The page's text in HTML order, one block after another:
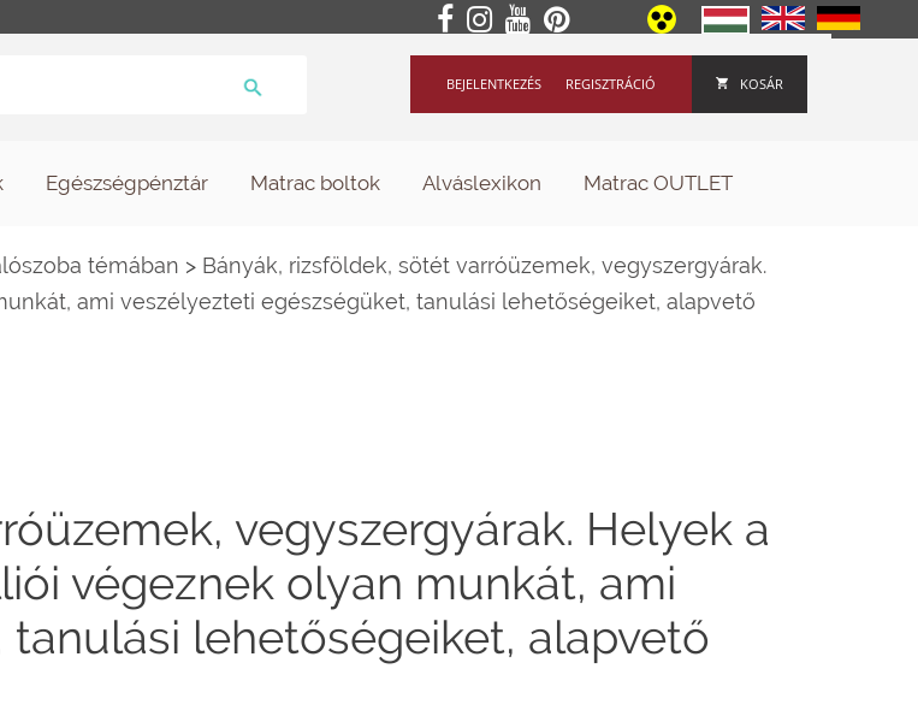
KOSÁR
REGISZTRÁCIÓ
BEJELENTKEZÉS
Egészségpénztár Matrac boltok Alváslexikon Matrac OUTLET
témában > Bányák, rizsföldek, sötét varróüzemek, vegyszergyárak.
ami veszélyezteti egészségüket, tanulási lehetőségeiket, alapvető
vegyszergyárak. Helyek a
végeznek olyan munkát, ami
lehetőségeiket, alapvető